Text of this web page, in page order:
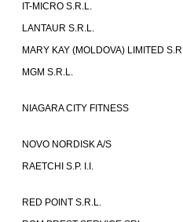
IT-MICRO S.R.L.
LANTAUR S.R.L.
MARY KAY (MOLDOVA) LIMITED
MGM S.R.L.
NIAGARA CITY FITNESS
NOVO NORDISK A/S
RAETCHI S.P. I.I.
RED POINT S.R.L.